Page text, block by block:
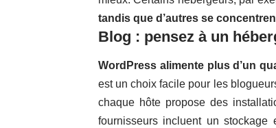
tandis que d’autres se
Blog : pensez à un
WordPress alimente plus d’un
est un choix facile pour les
chaque hôte propose des
fournisseurs incluent un stockage